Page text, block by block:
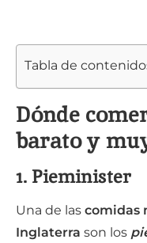
Tabla de
Dónde
barato y
1. Pieminister
Una de las comidas
Inglaterra son los